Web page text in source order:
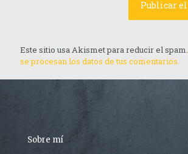
Este sitio usa Akismet para reducir el spam.
se procesan los datos de tus comentarios.
Sobre mí